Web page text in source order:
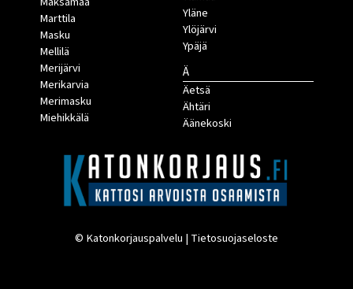
Marttila
Masku
Mellilä
Merijärvi
Merikarvia
Merimasku
Miehikkälä
Yläne
Ylöjärvi
Ypäjä
Ä
Äetsä
Ähtäri
Äänekoski
© Katonkorjauspalvelu | Tietosuojaseloste